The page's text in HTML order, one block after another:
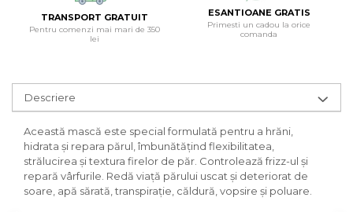
TRANSPORT GRATUIT
Pentru comenzi mai mari de 350
lei
ESANTIOANE GRATIS
Primesti un cadou la orice
comanda
Descriere
Această mască este special formulată pentru a hrăni,
hidrata și repara părul, îmbunătățind flexibilitatea,
strălucirea și textura firelor de păr. Controlează frizz-ul și
repară vârfurile. Redă viață părului uscat și deteriorat de
soare, apă sărată, transpirație, căldură, vopsire și poluare.